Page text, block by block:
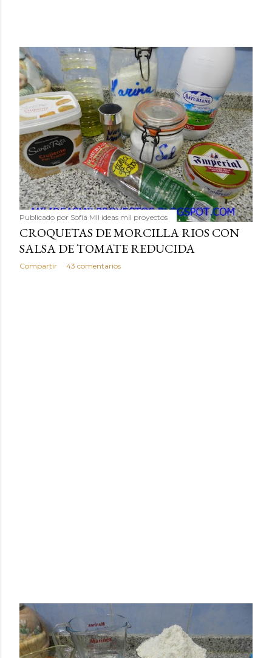
Publicado por Sofía Mil ideas mil proyectos
CROQUETAS DE MORCILLA RIOS CON
SALSA DE TOMATE REDUCIDA
Compartir 43 comentarios